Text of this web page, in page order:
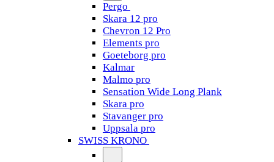
Pergo
Skara 12 pro
Chevron 12 Pro
Elements pro
Goeteborg pro
Kalmar
Malmo pro
Sensation Wide Long Plank
Skara pro
Stavanger pro
Uppsala pro
SWISS KRONO